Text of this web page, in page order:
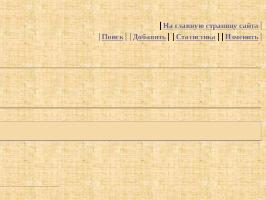
На главную страницу сайта
Поиск
Добавить Статистика Изменить